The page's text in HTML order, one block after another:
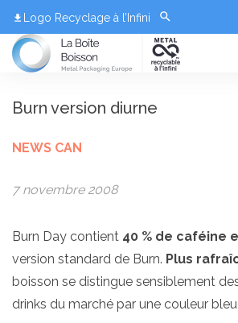
Logo Recyclage à l’Infini
Burn version diurne
NEWS CAN
7 novembre 2008
Burn Day contient 40 % de caféine
version standard de Burn. Plus
boisson se distingue sensiblement
drinks du marché par une couleur